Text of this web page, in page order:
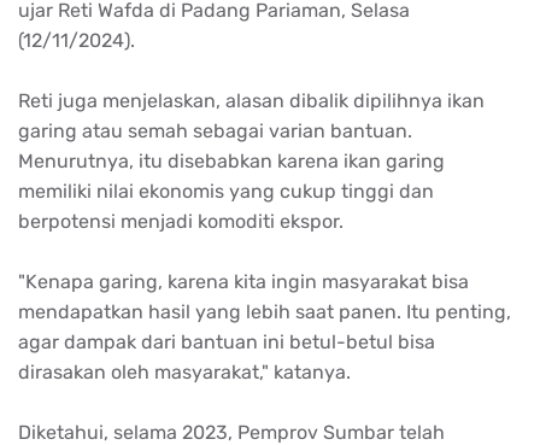
ujar Reti Wafda di Padang Pariaman, Selasa
(12/11/2024).
Reti juga menjelaskan, alasan dibalik dipilihnya ikan
garing atau semah sebagai varian bantuan.
Menurutnya, itu disebabkan karena ikan garing
memiliki nilai ekonomis yang cukup tinggi dan
berpotensi menjadi komoditi ekspor.
"Kenapa garing, karena kita ingin masyarakat bisa
mendapatkan hasil yang lebih saat panen. Itu penting,
agar dampak dari bantuan ini betul-betul bisa
dirasakan oleh masyarakat," katanya.
Diketahui, selama 2023, Pemprov Sumbar telah